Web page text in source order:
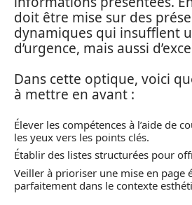
doit être mise sur des
dynamiques qui insufflent
d’urgence, mais aussi
Dans cette optique, voici
à mettre en avant :
Élever les compétences à l’aide de
les yeux vers les points clés.
Établir des listes structurées pour
Veiller à prioriser une mise en page
parfaitement dans le contexte